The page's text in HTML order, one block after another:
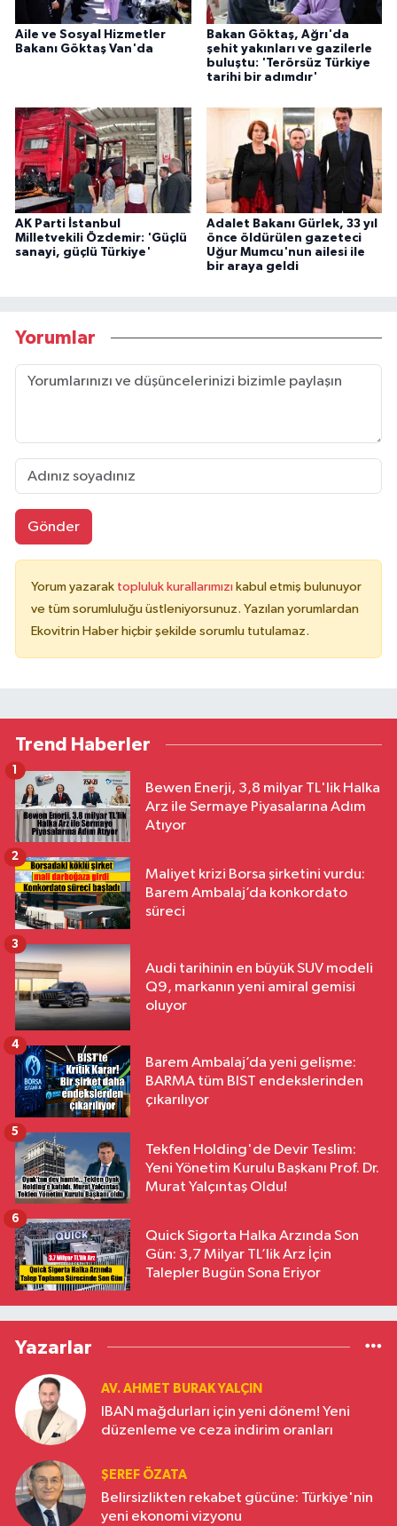
Aile ve Sosyal Hizmetler
Bakanı Göktaş Van'da
Bakan Göktaş, Ağrı'da
şehit yakınları ve gazilerle
buluştu: 'Terörsüz Türkiye
tarihi bir adımdır'
AK Parti İstanbul
Milletvekili Özdemir: 'Güçlü
sanayi, güçlü Türkiye'
Adalet Bakanı Gürlek, 33 yıl
önce öldürülen gazeteci
Uğur Mumcu'nun ailesi ile
bir araya geldi
Yorumlar
Gönder
Yorum yazarak topluluk kurallarımızı kabul etmiş bulunuyor
ve tüm sorumluluğu üstleniyorsunuz. Yazılan yorumlardan
Ekovitrin Haber hiçbir şekilde sorumlu tutulamaz.
Trend Haberler
Bewen Enerji, 3,8 milyar TL'lik Halka
Arz ile Sermaye Piyasalarına Adım
Atıyor
1
Maliyet krizi Borsa şirketini vurdu:
Barem Ambalaj’da konkordato
süreci
2
Audi tarihinin en büyük SUV modeli
Q9, markanın yeni amiral gemisi
oluyor
3
Barem Ambalaj’da yeni gelişme:
BARMA tüm BIST endekslerinden
çıkarılıyor
4
Tekfen Holding'de Devir Teslim:
Yeni Yönetim Kurulu Başkanı Prof. Dr.
Murat Yalçıntaş Oldu!
5
Quick Sigorta Halka Arzında Son
Gün: 3,7 Milyar TL’lik Arz İçin
Talepler Bugün Sona Eriyor
6
Yazarlar
AV. AHMET BURAK YALÇIN
IBAN mağdurları için yeni dönem! Yeni
düzenleme ve ceza indirim oranları
ŞEREF ÖZATA
Belirsizlikten rekabet gücüne: Türkiye'nin
yeni ekonomi vizyonu